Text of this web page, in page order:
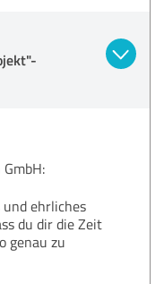
ehrliches
du dir die Zeit
genau zu